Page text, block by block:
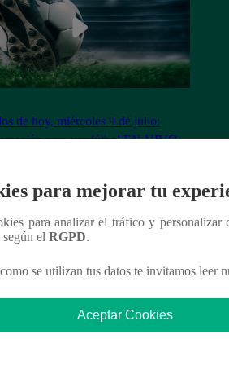
de hoy, miércoles 9 de julio:
para ver fútbol EN VIVO
para mejorar tu
para analizar el tráfico y personalizar
según el RGPD.
se utilizan tus datos te invitamos leer
Aceptar Cookies